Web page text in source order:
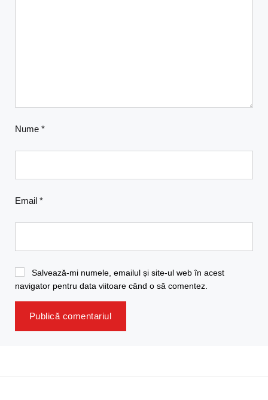
Nume *
Email *
Salvează-mi numele, emailul și site-ul web în acest
navigator pentru data viitoare când o să comentez.